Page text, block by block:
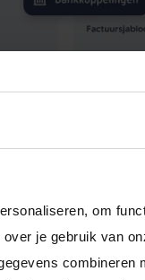
om
je gebruik van
combineren